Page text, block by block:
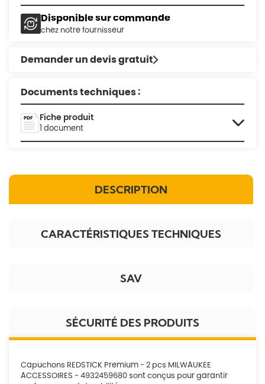
Disponible sur commande
chez notre fournisseur
Demander un devis gratuit
Documents techniques :
Fiche produit
1 document
DESCRIPTION
CARACTÉRISTIQUES TECHNIQUES
SAV
SÉCURITÉ DES PRODUITS
Capuchons REDSTICK Premium - 2 pcs MILWAUKEE
ACCESSOIRES - 4932459680 sont conçus pour garantir